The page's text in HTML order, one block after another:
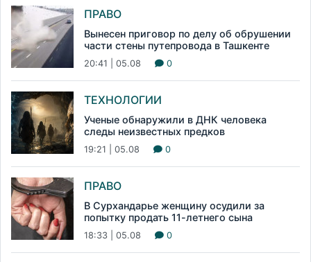
ПРАВО
Вынесен приговор по делу об обрушении
части стены путепровода в Ташкенте
20:41 | 05.08 0
ТЕХНОЛОГИИ
Ученые обнаружили в ДНК человека
следы неизвестных предков
19:21 | 05.08 0
ПРАВО
В Сурхандарье женщину осудили за
попытку продать 11-летнего сына
18:33 | 05.08 0